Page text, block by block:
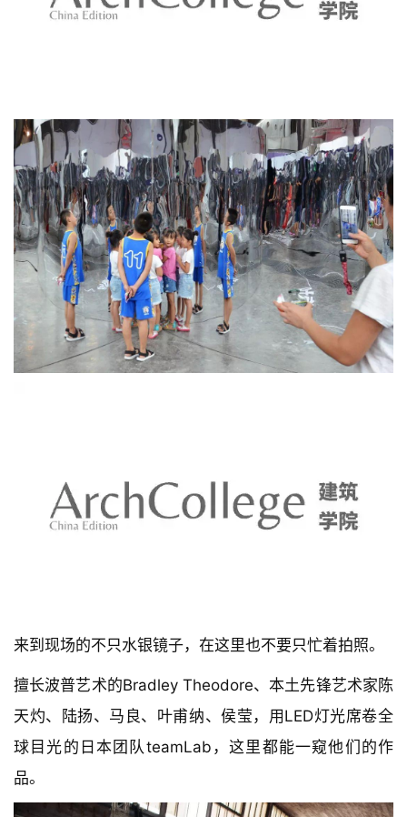
来到现场的不只水银镜子，在这里也不要只忙着拍照。
擅长波普艺术的Bradley Theodore、本土先锋艺术家陈
天灼、陆扬、马良、叶甫纳、侯莹，用LED灯光席卷全
球目光的日本团队teamLab，这里都能一窥他们的作
品。